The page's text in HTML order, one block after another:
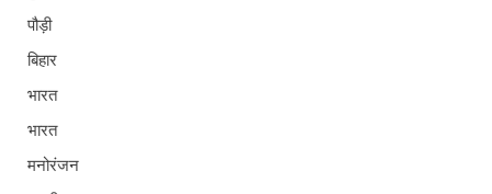
पौड़ी
बिहार
भारत
भारत
मनोरंजन